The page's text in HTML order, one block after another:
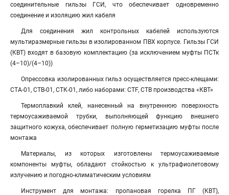
соединительные гильзы ГСИ, что обеспечивает одновременно
соединение и изоляцию жил кабеля
Для соединения жил контрольных кабелей используются
мультиразмерные гильзы в изолированном ПВХ корпусе. Гильзы ГСИ
(КВТ) входят в базовую комплектацию (за исключением муфты ПСТк
(4–10)/(4–10))
Опрессовка изолированных гильз осуществляется пресс-клещами:
СТА-01, СТВ-01, СТК-01, либо наборами: СТF, CTB производства «КВТ»
Термоплавкий клей, нанесенный на внутреннюю поверхность
термоусаживаемой трубки, выполняющей функцию внешнего
защитного кожуха, обеспечивает полную герметизацию муфты после
монтажа
Материалы, из которых изготовлены термоусаживаемые
компоненты муфты, обладают стойкостью к ультрафиолетовому
излучению и погодно-климатическим условиям
Инструмент для монтажа: пропановая горелка ПГ (КВТ),